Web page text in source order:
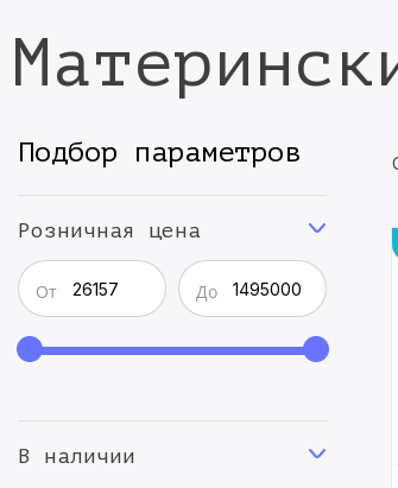
Подбор параметров
Розничная цена
От До
В наличии